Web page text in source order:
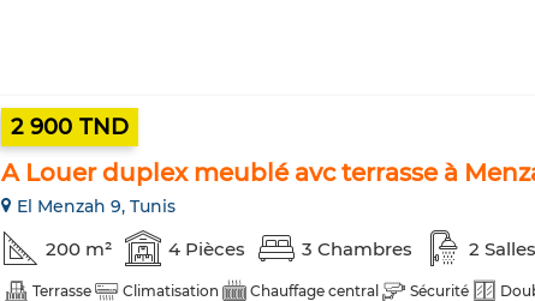
2 900 TND
A Louer duplex meublé avc terrasse à
El Menzah 9, Tunis
200 m² 4 Pièces 3 Chambres 2
Terrasse Climatisation Chauffage central Sécurité